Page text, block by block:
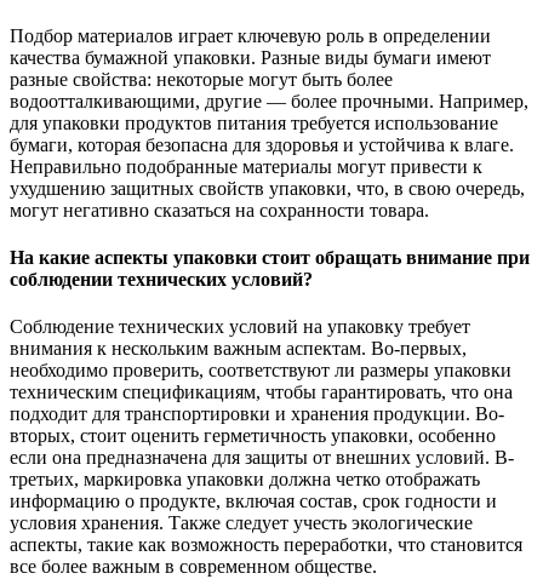
Подбор материалов играет ключевую роль в определении
качества бумажной упаковки. Разные виды бумаги имеют
разные свойства: некоторые могут быть более
водоотталкивающими, другие — более прочными. Например,
для упаковки продуктов питания требуется использование
бумаги, которая безопасна для здоровья и устойчива к влаге.
Неправильно подобранные материалы могут привести к
ухудшению защитных свойств упаковки, что, в свою очередь,
могут негативно сказаться на сохранности товара.
На какие аспекты упаковки стоит обращать внимание при
соблюдении технических условий?
Соблюдение технических условий на упаковку требует
внимания к нескольким важным аспектам. Во-первых,
необходимо проверить, соответствуют ли размеры упаковки
техническим спецификациям, чтобы гарантировать, что она
подходит для транспортировки и хранения продукции. Во-
вторых, стоит оценить герметичность упаковки, особенно
если она предназначена для защиты от внешних условий. В-
третьих, маркировка упаковки должна четко отображать
информацию о продукте, включая состав, срок годности и
условия хранения. Также следует учесть экологические
аспекты, такие как возможность переработки, что становится
все более важным в современном обществе.